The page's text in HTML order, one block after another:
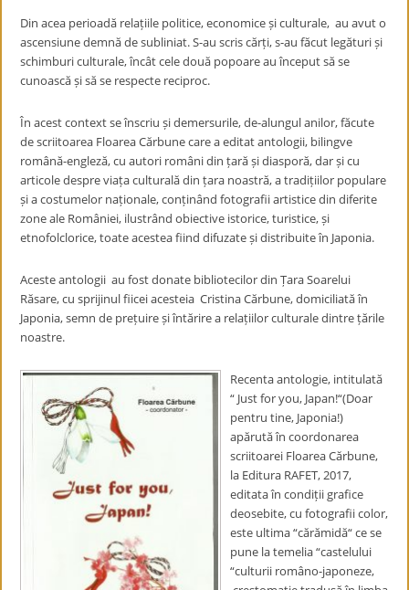
Din acea perioadă relațiile politice, economice și culturale, au avut o
ascensiunedemnă de subliniat. S-au scris cărți, s-au făcut legături și
schimburi culturale, încât cele două popoare au început să se
cunoască și să se respecte reciproc.
În acest context se înscriu și demersurile, de-alungul anilor, făcute
de scriitoarea Floarea Cărbune care a editat antologii, bilingve
română-engleză, cu autori români din țară și diasporă, dar și cu
articole despre viața culturală din țara noastră, a tradițiilor populare
și a costumelor naționale, conținând fotografii artistice din diferite
zone ale României, ilustrând obiective istorice, turistice, și
etnofolclorice, toate acestea fiind difuzate și distribuite în Japonia.
Aceste antologii au fost donate bibliotecilor din Țara Soarelui
Răsare, cu sprijinul fiicei acesteia Cristina Cărbune, domiciliată în
Japonia, semn de prețuire și întărire a relațiilor culturale dintre țările
noastre.
Recenta antologie, intitulată
“ Just for you, Japan!“(Doar
pentru tine, Japonia!)
apărută în coordonarea
scriitoarei Floarea Cărbune,
la Editura RAFET, 2017,
editata în condiții grafice
deosebite, cu fotografii color,
este ultima “cărămidă“ ce se
pune la temelia “castelului
“culturii româno-japoneze,